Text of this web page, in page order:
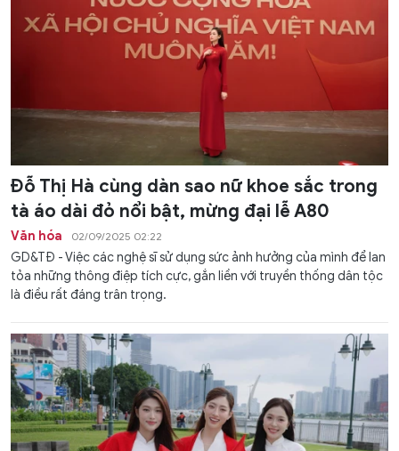
Đỗ Thị Hà cùng dàn sao nữ khoe sắc trong
tà áo dài đỏ nổi bật, mừng đại lễ A80
Văn hóa 02/09/2025 02:22
GD&TĐ - Việc các nghệ sĩ sử dụng sức ảnh hưởng của mình để lan
tỏa những thông điệp tích cực, gắn liền với truyền thống dân tộc
là điều rất đáng trân trọng.